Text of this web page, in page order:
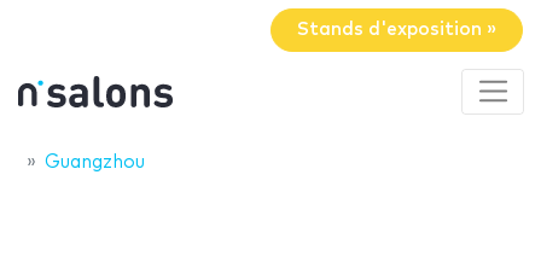
Stands d'exposition »
Guangzhou